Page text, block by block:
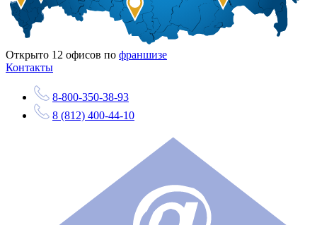
Открыто 12 офисов по франшизе
Контакты
8-800-350-38-93
8 (812) 400-44-10